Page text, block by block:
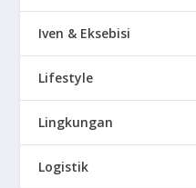
Iven & Eksebisi
Lifestyle
Lingkungan
Logistik